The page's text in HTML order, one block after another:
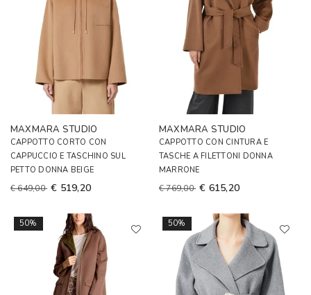
MAXMARA STUDIO
CAPPOTTO CORTO CON
CAPPUCCIO E TASCHINO SUL
PETTO DONNA BEIGE
€ 649,00 € 519,20
MAXMARA STUDIO
CAPPOTTO CON CINTURA E
TASCHE A FILETTONI DONNA
MARRONE
€ 769,00 € 615,20
50% 50%